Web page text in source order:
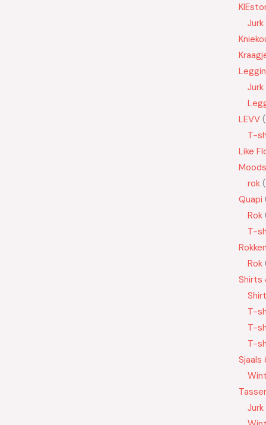
Jurk
Jurk
LEVV
T-
Like
rok
Quapi
Rok
T-
Rokken
Rok
Shirts
Shirt
T-
T-
T-
Sjaals
Jurk